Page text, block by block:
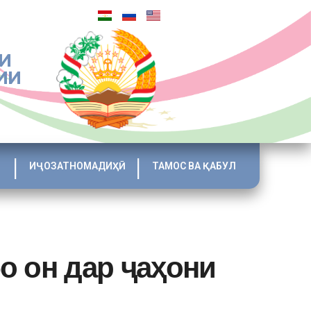
ИҶОЗАТНОМАДИҲӢ ТАМОС ВА ҚАБУЛ
он дар ҷаҳони